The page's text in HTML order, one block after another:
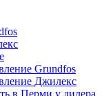
Grundfos
Джилекс
в Перми у дилера